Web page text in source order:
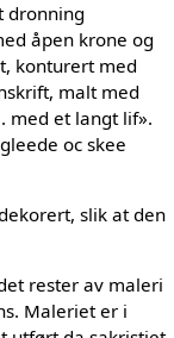
dronning
åpen krone og
konturert med
malt med
med et langt lif».
oc skee
slik at den
rester av maleri
Maleriet er i